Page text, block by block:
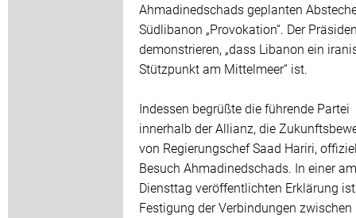
Ahmadinedschads geplanten
Südlibanon „Provokation“. Der
demonstrieren, „dass Libanon ein
Stützpunkt am Mittelmeer“ ist.
Indessen begrüßte die führende Partei
innerhalb der Allianz, die
von Regierungschef Saad Hariri,
Besuch Ahmadinedschads. In einer am
Diensttag veröffentlichten Erklärung
Festigung der Verbindungen zwischen